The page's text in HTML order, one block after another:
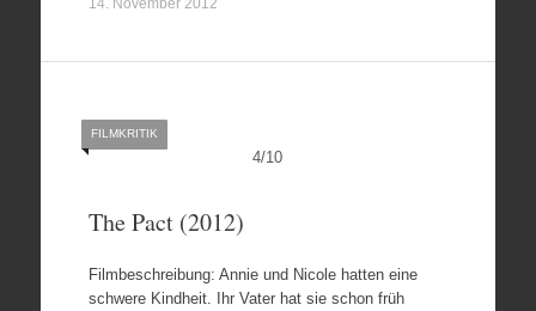
14. November 2012
4/10
FILMKRITIK
The Pact (2012)
Filmbeschreibung: Annie und Nicole hatten eine
schwere Kindheit. Ihr Vater hat sie schon früh